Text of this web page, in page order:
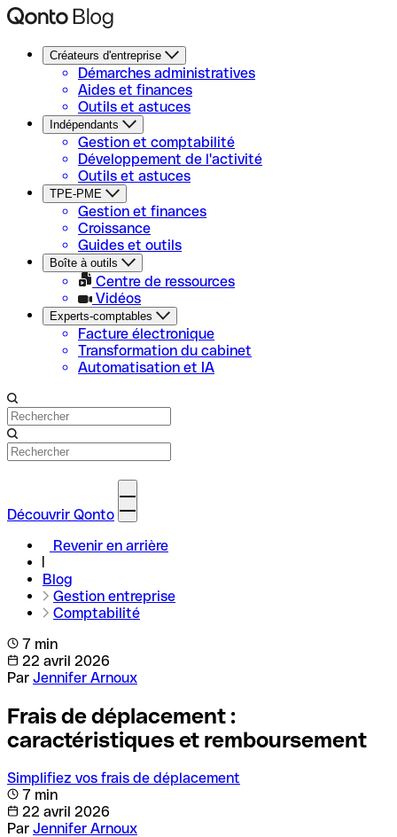
Créateurs d'entreprise
Démarches administratives
Aides et finances
Outils et astuces
Indépendants
Gestion et comptabilité
Développement de l'activité
Outils et astuces
TPE-PME
Gestion et finances
Croissance
Guides et outils
Boîte à outils
Centre de ressources
Vidéos
Experts-comptables
Facture électronique
Transformation du cabinet
Automatisation et IA
Découvrir Qonto
Revenir en arrière
Blog
Gestion entreprise
Comptabilité
7 min
22 avril 2026
Par Jennifer Arnoux
Frais de déplacement :
caractéristiques et remboursement
Simplifiez vos frais de déplacement
7 min
22 avril 2026
Par Jennifer Arnoux